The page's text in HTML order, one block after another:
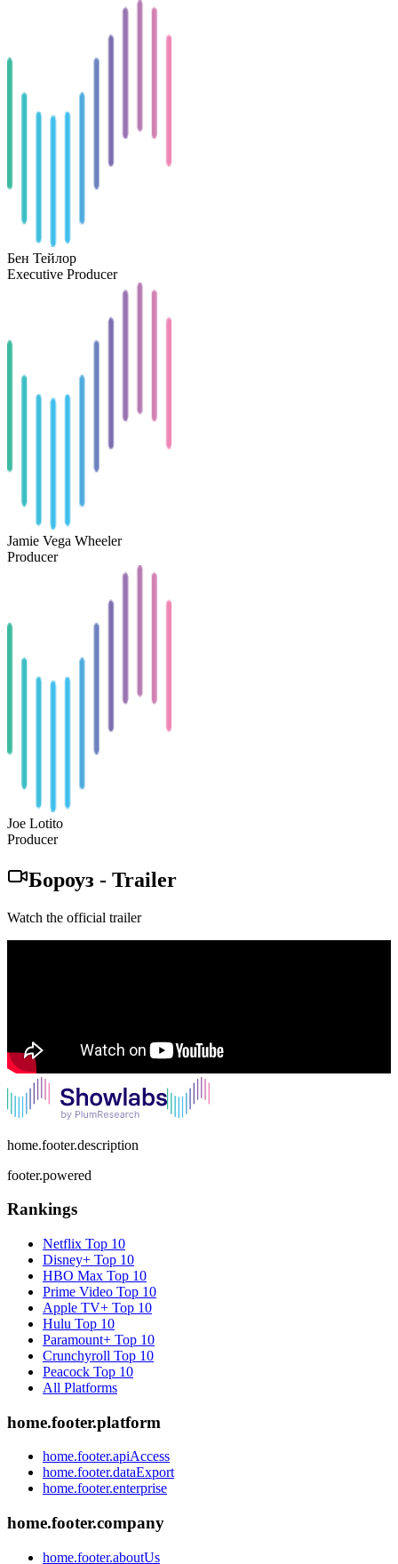
Бен Тейлор
Executive Producer
Jamie Vega Wheeler
Producer
Joe Lotito
Producer
Бороуз - Trailer
Watch the official trailer
home.footer.description
footer.powered
Rankings
Netflix Top 10
Disney+ Top 10
HBO Max Top 10
Prime Video Top 10
Apple TV+ Top 10
Hulu Top 10
Paramount+ Top 10
Crunchyroll Top 10
Peacock Top 10
All Platforms
home.footer.platform
home.footer.apiAccess
home.footer.dataExport
home.footer.enterprise
home.footer.company
home.footer.aboutUs